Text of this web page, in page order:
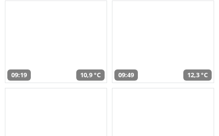
09:19 10,9 °C 09:49 12,3 °C